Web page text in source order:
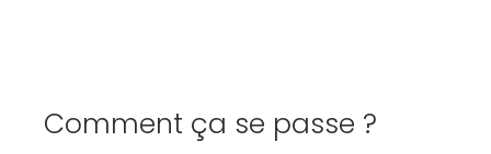
Comment ça se passe ?